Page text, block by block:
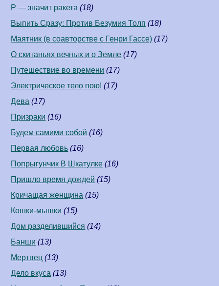
Р — значит ракета (18)
Выпить Сразу: Против Безумия Толп (18)
Маятник (в соавторстве c Генри Гассе) (17)
О скитаньях вечных и о Земле (17)
Путешествие во времени (17)
Электрическое тело пою! (17)
Дева (17)
Призраки (16)
Будем самими собой (16)
Первая любовь (16)
Попрыгунчик В Шкатулке (16)
Пришло время дождей (15)
Кричащая женщина (15)
Кошки-мышки (15)
Дом разделившийся (14)
Банши (13)
Мертвец (13)
Дело вкуса (13)